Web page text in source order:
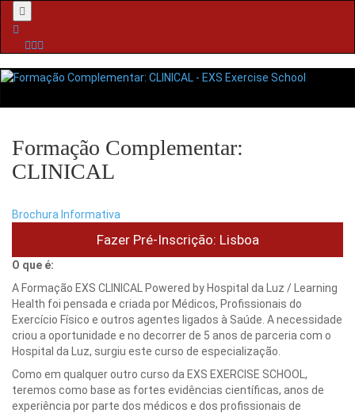
Menu
Formação Complementar:
CLINICAL
Brochura Informativa
Fazer Pré-Inscrição: Lisboa
O que é:
A Formação EXS CLINICAL Powered by Hospital da Luz / Learning
Health foi pensada e criada por Médicos, Profissionais do
Exercício Físico e outros agentes ligados à Saúde. A necessidade
criou a oportunidade e no decorrer de 5 anos de parceria com o
Hospital da Luz, surgiu este curso de especialização.
Como em qualquer outro curso da EXS EXERCISE SCHOOL,
teremos como base as fortes evidências científicas, anos de
experiência por parte dos médicos e dos profissionais de